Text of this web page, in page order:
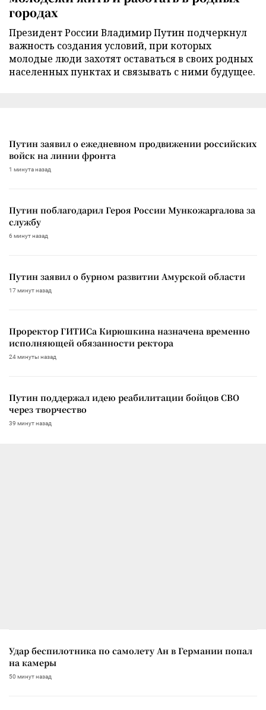
городах
Президент России Владимир Путин подчеркнул
важность создания условий, при которых
молодые люди захотят оставаться в своих родных
населенных пунктах и связывать с ними будущее.
Путин заявил о ежедневном продвижении российских
войск на линии фронта
1 минута назад
Путин поблагодарил Героя России Мункожаргалова за
службу
6 минут назад
Путин заявил о бурном развитии Амурской области
17 минут назад
Проректор ГИТИСа Кирюшкина назначена временно
исполняющей обязанности ректора
24 минуты назад
Путин поддержал идею реабилитации бойцов СВО
через творчество
39 минут назад
Удар беспилотника по самолету Ан в Германии попал
на камеры
50 минут назад